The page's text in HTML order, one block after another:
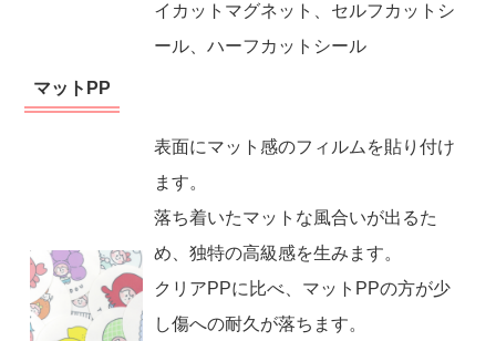
イカットマグネット、セルフカットシ
ール、ハーフカットシール
マットPP
表面にマット感のフィルムを貼り付け
ます。
落ち着いたマットな風合いが出るた
め、独特の高級感を生みます。
クリアPPに比べ、マットPPの方が少
し傷への耐久が落ちます。